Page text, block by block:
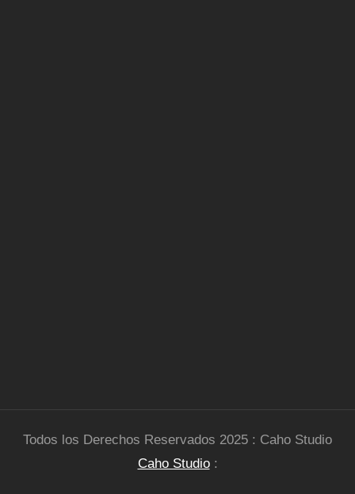
Todos los Derechos Reservados 2025 : Caho Studio
Caho Studio: